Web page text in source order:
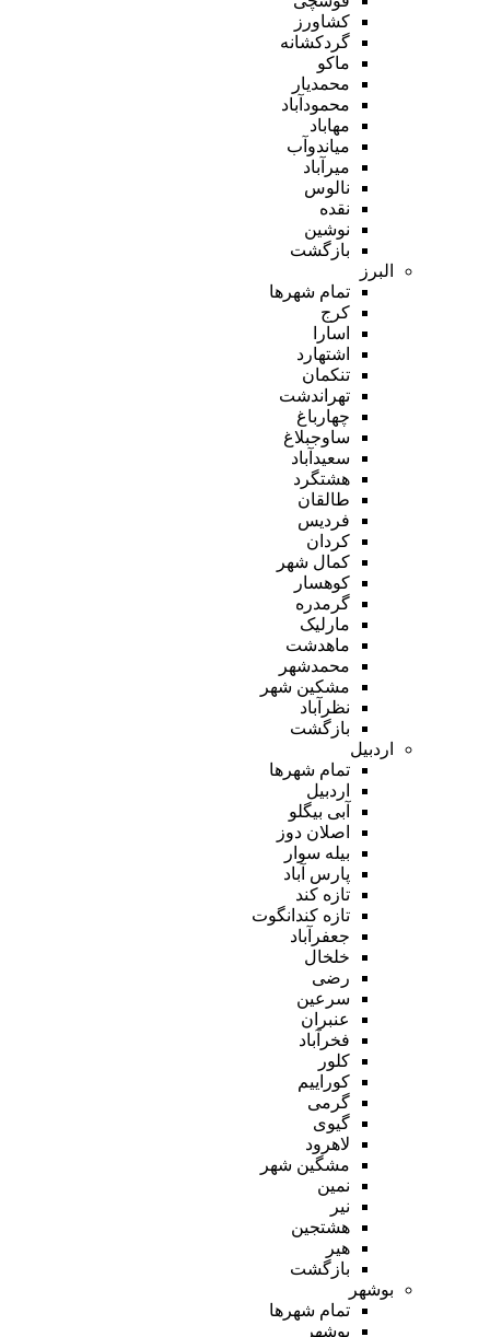
کشاورز
گردکشانه
ماکو
محمدیار
محمودآباد
مهاباد
میاندوآب
میرآباد
نالوس
نقده
نوشین
بازگشت
البرز
تمام شهر‌ها
کرج
اسارا
اشتهارد
تنکمان
تهراندشت
چهارباغ
ساوجبلاغ
سعیدآباد
هشتگرد
طالقان
فردیس
کردان
کمال شهر
کوهسار
گرمدره
مارلیک
ماهدشت
محمدشهر
مشکین شهر
نظرآباد
بازگشت
اردبیل
تمام شهر‌ها
اردبیل
آبی بیگلو
اصلان دوز
بیله سوار
پارس آباد
تازه کند
تازه کندانگوت
جعفرآباد
خلخال
رضی
سرعین
عنبران
فخرآباد
کلور
کوراییم
گرمی
گیوی
لاهرود
مشگین شهر
نمین
نیر
هشتجین
هیر
بازگشت
بوشهر
تمام شهر‌ها
بوشهر